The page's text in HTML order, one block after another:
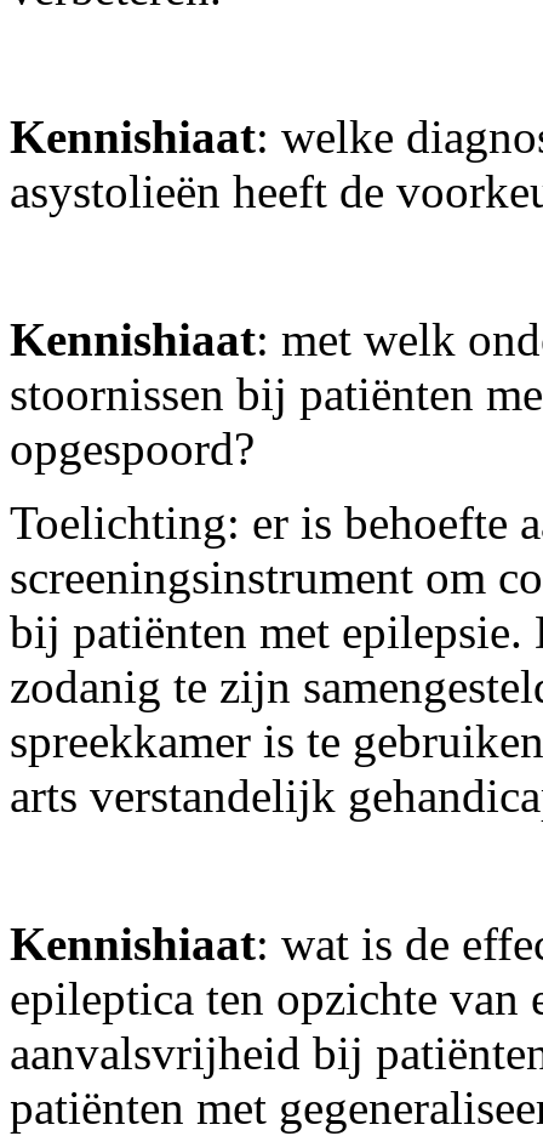
Kennishiaat: welke
asystolieën heeft de
Kennishiaat: met welk
stoornissen bij patiënten
opgespoord?
Toelichting: er is behoefte
screeningsinstrument om
bij patiënten met
zodanig te zijn
spreekkamer is te
arts verstandelijk
Kennishiaat: wat is de
epileptica ten opzichte van
aanvalsvrijheid bij
patiënten met